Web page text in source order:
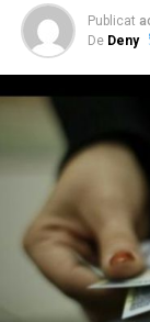
Publicat
De Deny